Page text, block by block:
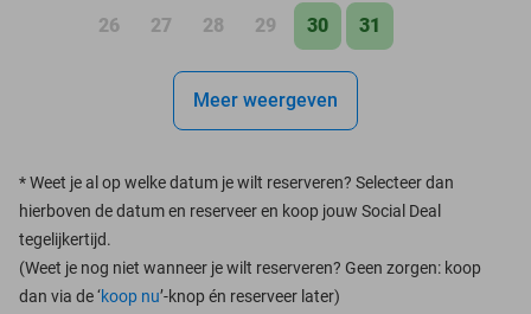
26 27 28 29 30 31
Meer weergeven
*Weet je al op welke datum je wilt reserveren? Selecteer dan
hierboven de datum en reserveer en koop jouw Social Deal
tegelijkertijd.
(Weet je nog niet wanneer je wilt reserveren? Geen zorgen: koop
dan via de ‘koop nu’-knop én reserveer later)